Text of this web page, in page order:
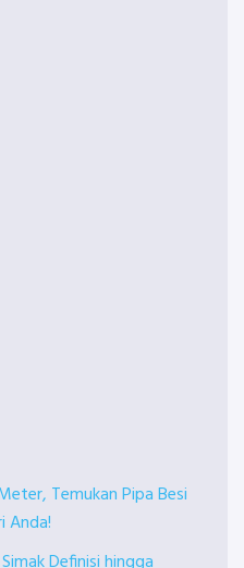
Temukan Pipa Besi
Anda!
Definisi hingga